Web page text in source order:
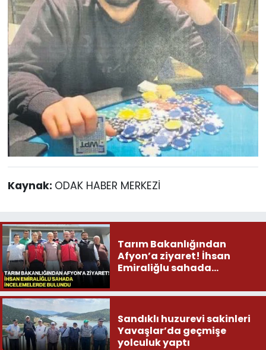
Kaynak: ODAK HABER MERKEZİ
Tarım Bakanlığından
Afyon’a ziyaret! İhsan
Emiraliğlu sahada
Sandıklı huzurevi sakinleri
Yavaşlar’da geçmişe
yolculuk yaptı